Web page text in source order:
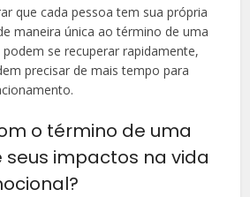
que cada pessoa tem sua própria
maneira única ao término de uma
se recuperar rapidamente,
precisar de mais tempo para
o término de uma
impactos na vida